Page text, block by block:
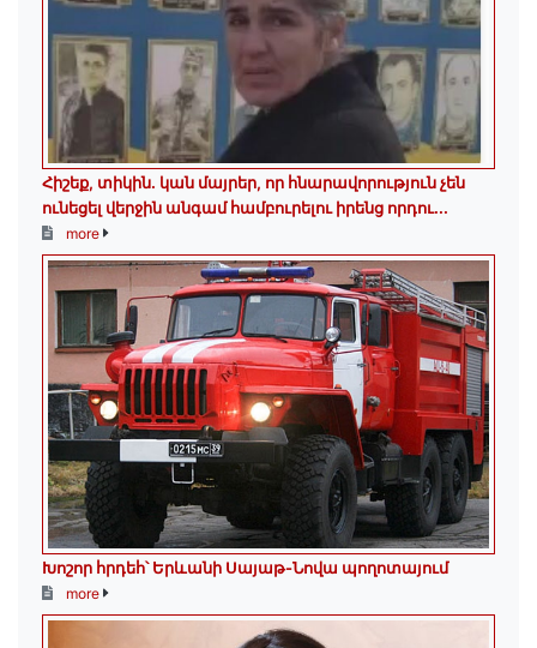
Հիշեք, տիկին․ կան մայրեր, որ հնարավորություն չեն
ունեցել վերջին անգամ համբուրելու իրենց որդու...
more
Խոշոր հրդեհ՝ Երևանի Սայաթ-Նովա պողոտայում
more